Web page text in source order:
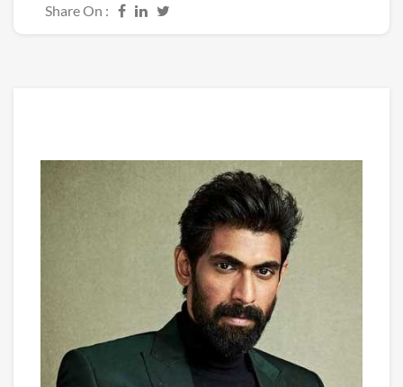
Share On :